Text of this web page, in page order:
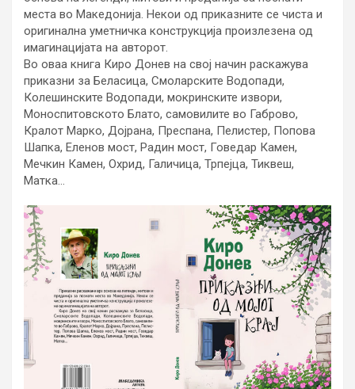
места во Македонија. Некои од приказните се чиста и
оригинална уметничка конструкција произлезена од
имагинацијата на авторот.
Во оваа книга Киро Донев на свој начин раскажува
приказни за Беласица, Смоларските Водопади,
Колешинските Водопади, мокринските извори,
Моноспитовското Блато, самовилите во Габрово,
Кралот Марко, Дојрана, Преспана, Пелистер, Попова
Шапка, Еленов мост, Радин мост, Говедар Камен,
Мечкин Камен, Охрид, Галичица, Трпејца, Тиквеш,
Матка…